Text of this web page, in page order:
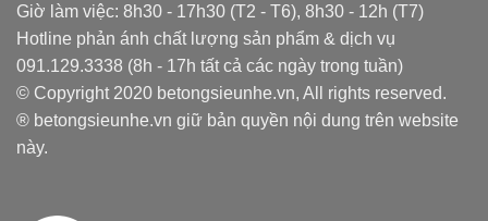
Giờ làm việc: 8h30 - 17h30 (T2 - T6), 8h30 - 12h (T7)
Hotline phản ánh chất lượng sản phẩm & dịch vụ
091.129.3338 (8h - 17h tất cả các ngày trong tuần)
© Copyright 2020 betongsieunhe.vn, All rights reserved.
® betongsieunhe.vn giữ bản quyền nội dung trên website
này.